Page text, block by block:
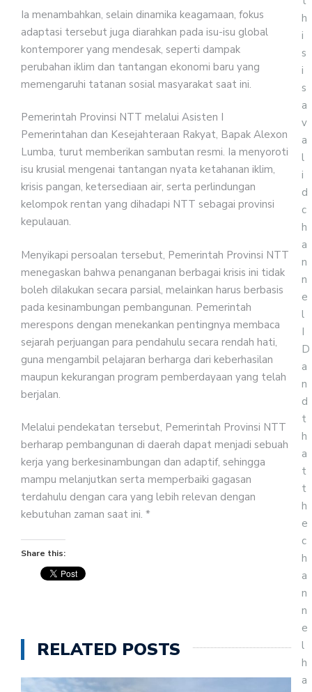
Ia menambahkan, selain dinamika keagamaan, fokus
adaptasi tersebut juga diarahkan pada isu-isu global
kontemporer yang mendesak, seperti dampak
perubahan iklim dan tantangan ekonomi baru yang
memengaruhi tatanan sosial masyarakat saat ini.
Pemerintah Provinsi NTT melalui Asisten I
Pemerintahan dan Kesejahteraan Rakyat, Bapak Alexon
Lumba, turut memberikan sambutan resmi. Ia menyoroti
isu krusial mengenai tantangan nyata ketahanan iklim,
krisis pangan, ketersediaan air, serta perlindungan
kelompok rentan yang dihadapi NTT sebagai provinsi
kepulauan.
Menyikapi persoalan tersebut, Pemerintah Provinsi NTT
menegaskan bahwa penanganan berbagai krisis ini tidak
boleh dilakukan secara parsial, melainkan harus berbasis
pada kesinambungan pembangunan. Pemerintah
merespons dengan menekankan pentingnya membaca
sejarah perjuangan para pendahulu secara rendah hati,
guna mengambil pelajaran berharga dari keberhasilan
maupun kekurangan program pemberdayaan yang telah
berjalan.
Melalui pendekatan tersebut, Pemerintah Provinsi NTT
berharap pembangunan di daerah dapat menjadi sebuah
kerja yang berkesinambungan dan adaptif, sehingga
mampu melanjutkan serta memperbaiki gagasan
terdahulu dengan cara yang lebih relevan dengan
kebutuhan zaman saat ini. *
Share this:
RELATED POSTS
h
i
s
i
s
a
v
a
l
i
d
c
h
a
n
n
e
l
I
D
a
n
d
t
h
a
t
t
h
e
c
h
a
n
n
e
l
h
a